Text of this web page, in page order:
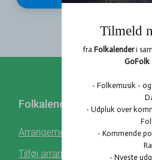
Folkalender
Arrangementer
Tilføj arrangement
Profil
Log ind
Register